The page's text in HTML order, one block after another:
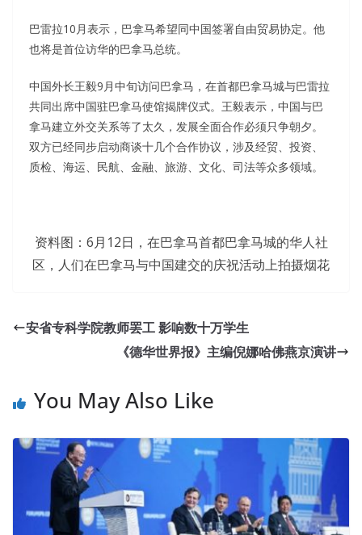
巴雷拉10月表示，巴拿马希望同中国签署自由贸易协定。他
也将是首位访华的巴拿马总统。
中国外长王毅9月中旬访问巴拿马，在首都巴拿马城与巴雷拉
共同出席中国驻巴拿马使馆揭牌仪式。王毅表示，中国与巴
拿马建立外交关系等了太久，发展全面合作必须只争朝夕。
双方已经同步启动商谈十几个合作协议，涉及经贸、投资、
质检、海运、民航、金融、旅游、文化、司法等众多领域。
资料图：6月12日，在巴拿马首都巴拿马城的华人社
区，人们在巴拿马与中国建交的庆祝活动上拍摄烟花
安省专科学院教师罢工 影响数十万学生
《德华世界报》主编倪娜哈佛燕京演讲
You May Also Like